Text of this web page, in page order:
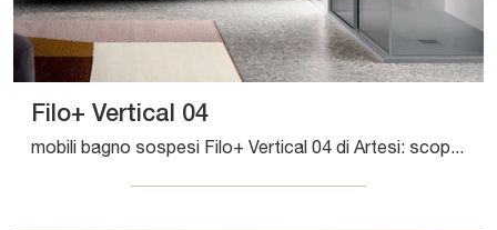
Filo+ Vertical 04
mobili bagno sospesi Filo+ Vertical 04 di Artesi: scopri l'Arredo Bagno in laccato opaco moderno e arreda il bagno di casa.